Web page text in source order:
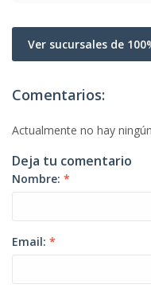
Ver sucursales de
Comentarios:
Actualmente no hay
Deja tu comentario
Nombre: *
Email: *